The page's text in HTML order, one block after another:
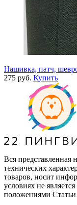
Нашивка, патч,
275 руб. Купить
Вся представленная
технических
товаров, носит
условиях не
положениями Статьи